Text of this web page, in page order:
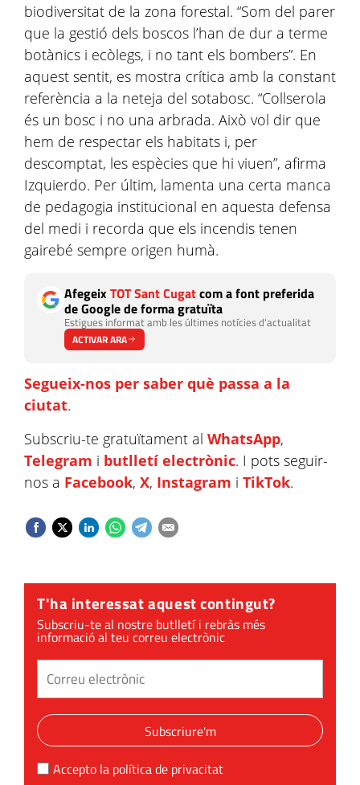
biodiversitat de la zona forestal. “Som del parer
que la gestió dels boscos l’han de dur a terme
botànics i ecòlegs, i no tant els bombers”. En
aquest sentit, es mostra crítica amb la constant
referència a la neteja del sotabosc. “Collserola
és un bosc i no una arbrada. Això vol dir que
hem de respectar els habitats i, per
descomptat, les espècies que hi viuen”, afirma
Izquierdo. Per últim, lamenta una certa manca
de pedagogia institucional en aquesta defensa
del medi i recorda que els incendis tenen
gairebé sempre origen humà.
AfegeixTOT Sant Cugatcom a font preferida
de Google de forma gratuïta
Estigues informat amb les últimes notícies d'actualitat
ACTIVAR ARA
Segueix-nos per saber què passa a la
ciutat.
Subscriu-te gratuïtament al WhatsApp,
Telegram i butlletí electrònic. I pots seguir-
nos a Facebook, X, Instagram i TikTok.
T'ha interessat aquest contingut?
Subscriu-te al nostre butlletí i rebràs més
informació al teu correu electrònic
Subscriure'm
Accepto la política de privacitat